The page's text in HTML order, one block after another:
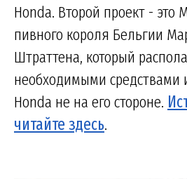
Honda. Второй проект - это
пивного короля Бельгии
Штраттена, который
необходимыми средствами
Honda не на его стороне.
читайте здесь.